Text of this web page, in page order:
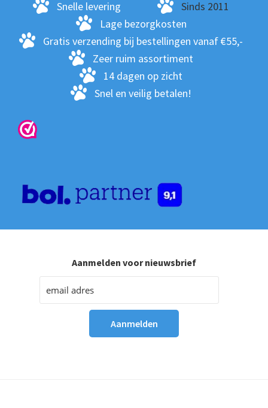
Snelle levering
Sinds 2011
Lage bezorgkosten
Gratis verzending bij bestellingen vanaf €55,-
Zeer ruim assortiment
14 dagen op zicht
Snel en veilig betalen!
Aanmelden voor nieuwsbrief